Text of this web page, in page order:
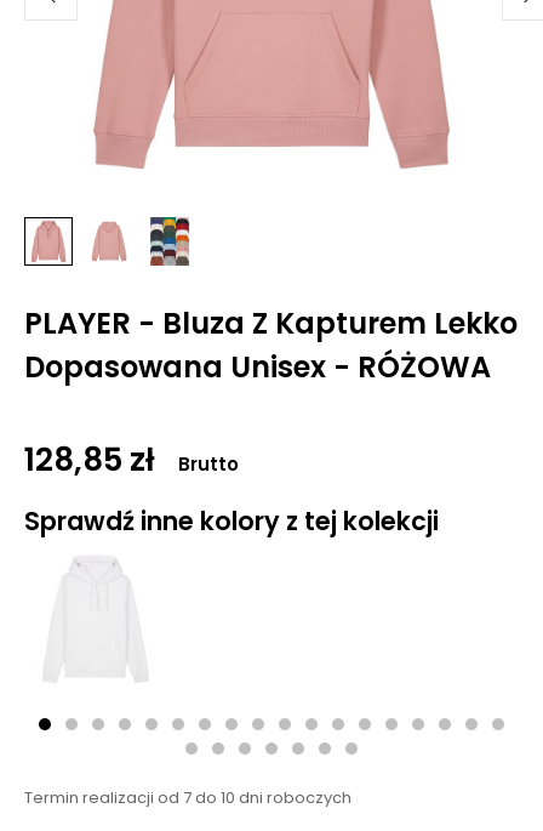
PLAYER - Bluza Z Kapturem Lekko
Dopasowana Unisex - RÓŻOWA
128,85 zł Brutto
Sprawdź inne kolory z tej kolekcji
Termin realizacji od 7 do 10 dni roboczych